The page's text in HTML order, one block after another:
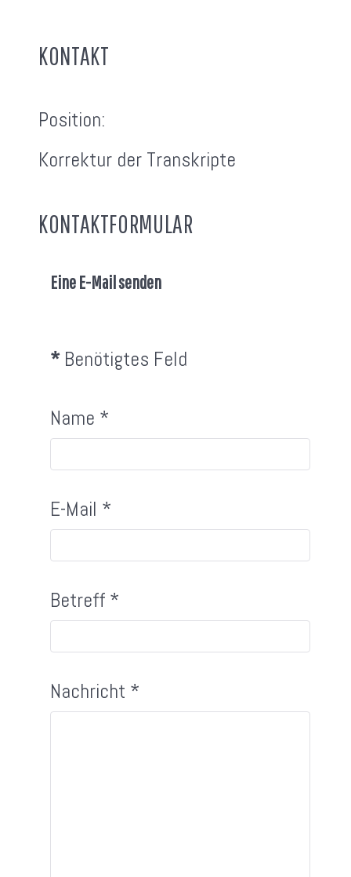
KONTAKT
Position:
Korrektur der Transkripte
KONTAKTFORMULAR
Eine E-Mail senden
*Benötigtes Feld
Name *
E-Mail *
Betreff *
Nachricht *